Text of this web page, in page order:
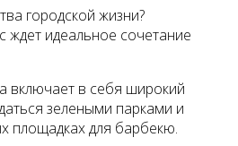
городской жизни?
ждет идеальное сочетание
включает в себя широкий
зелеными парками и
площадках для барбекю.